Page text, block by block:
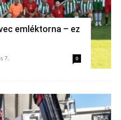
emléktorna – ez
7. 0